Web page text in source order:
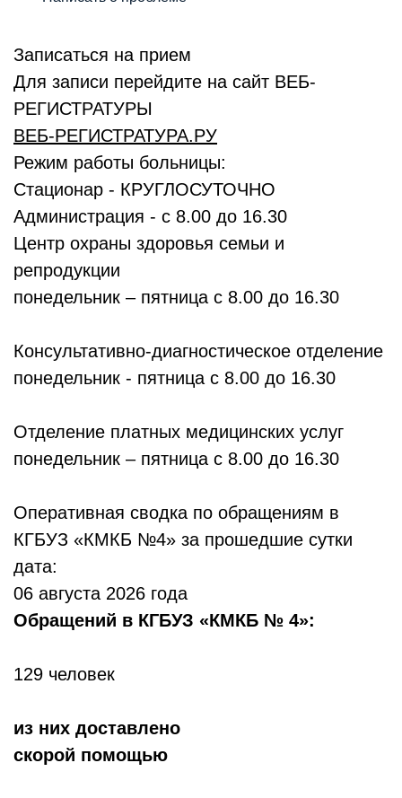
Записаться на прием
Для записи перейдите на сайт ВЕБ-
РЕГИСТРАТУРЫ
ВЕБ-РЕГИСТРАТУРА.РУ
Режим работы больницы:
Стационар - КРУГЛОСУТОЧНО
Администрация - с 8.00 до 16.30
Центр охраны здоровья семьи и
репродукции
понедельник – пятница с 8.00 до 16.30
Консультативно-диагностическое отделение
понедельник - пятница с 8.00 до 16.30
Отделение платных медицинских услуг
понедельник – пятница с 8.00 до 16.30
Оперативная сводка по обращениям в
КГБУЗ «КМКБ №4» за прошедшие сутки
дата:
06 августа 2026 года
Обращений в КГБУЗ «КМКБ № 4»:
129 человек
из них доставлено
скорой помощью